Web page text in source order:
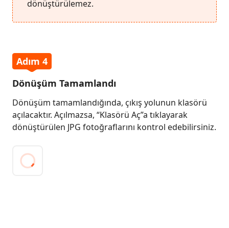
dönüştürülemez.
Adım 4
Dönüşüm Tamamlandı
Dönüşüm tamamlandığında, çıkış yolunun klasörü
açılacaktır. Açılmazsa, “Klasörü Aç”a tıklayarak
dönüştürülen JPG fotoğraflarını kontrol edebilirsiniz.